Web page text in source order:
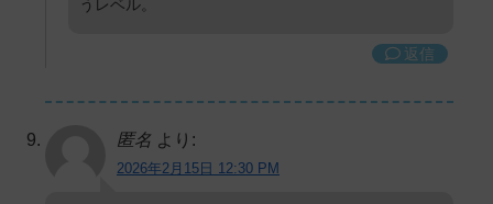
うレベル。
返信
匿名 より:
2026年2月15日 12:30 PM